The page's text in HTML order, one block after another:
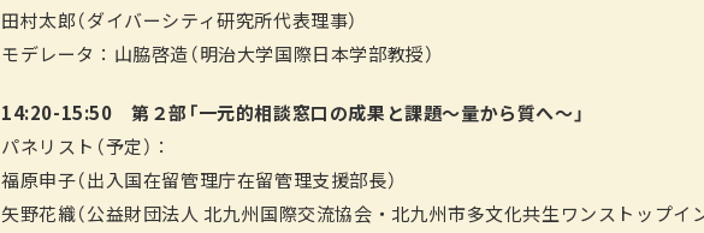
田村太郎（ダイバーシティ研究所代表理事）
モデレータ：山脇啓造（明治大学国際日本学部教授）
14:20-15:50 第２部「一元的相談窓口の成果と課題～量から質へ～」
パネリスト（予定）：
福原申子（出入国在留管理庁在留管理支援部長）
矢野花織（公益財団法人 北九州国際交流協会・北九州市多文化共生ワンストップイ